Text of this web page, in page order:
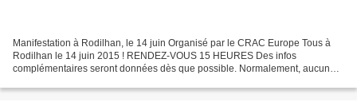
Manifestation à Rodilhan, le 14 juin Organisé par le CRAC Europe Tous à
Rodilhan le 14 juin 2015 ! RENDEZ-VOUS 15 HEURES Des infos
complémentaires seront données dès que possible. Normalement, aucune